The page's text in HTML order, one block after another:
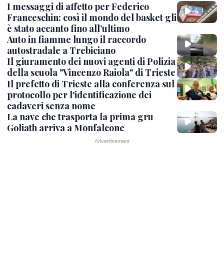
I messaggi di affetto per Federico
Franceschin: così il mondo del basket gli
è stato accanto fino all’ultimo
Auto in fiamme lungo il raccordo
autostradale a Trebiciano
Il giuramento dei nuovi agenti di Polizia
della scuola "Vincenzo Raiola" di Trieste
Il prefetto di Trieste alla conferenza sul
protocollo per l'identificazione dei
cadaveri senza nome
La nave che trasporta la prima gru
Goliath arriva a Monfalcone